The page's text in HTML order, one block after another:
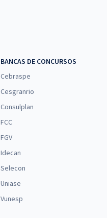
BANCAS DE CONCURSOS
Cebraspe
Cesgranrio
Consulplan
FCC
FGV
Idecan
Selecon
Uniase
Vunesp